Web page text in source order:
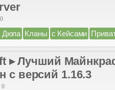
Дюпа Кланы с Кейсами
▸ Лучший
с версий 1.16.3
0